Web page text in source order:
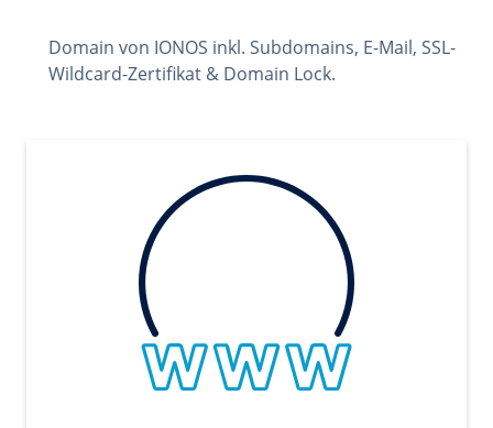
Domain von IONOS inkl. Subdomains, E-Mail, SSL-
Wildcard-Zertifikat & Domain Lock.